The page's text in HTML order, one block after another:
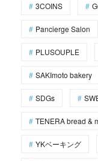
3COINS
Pancierge Salon
PLUSOUPLE
SAKImoto bakery
SDGs
TENERA bread &
YKベーキング